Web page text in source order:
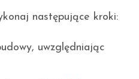
następujące kroki:
uwzględniając